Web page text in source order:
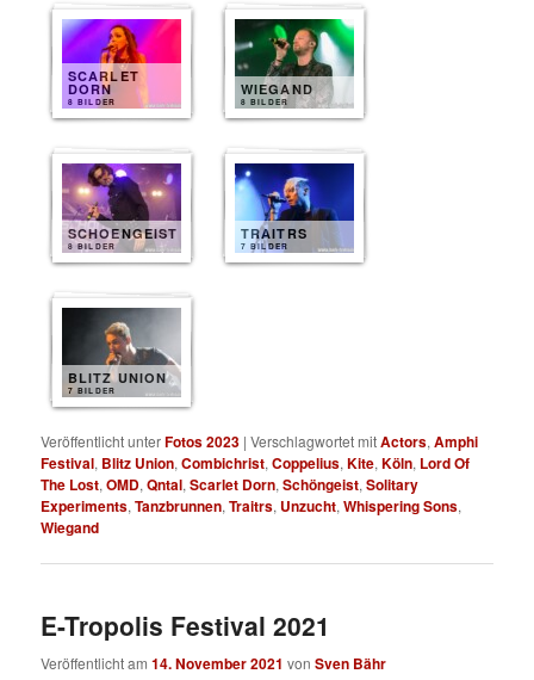
SCARLET
DORN
8 BILDER
WIEGAND
8 BILDER
SCHOENGEIST
8 BILDER
TRAITRS
7 BILDER
BLITZ UNION
7 BILDER
Veröffentlicht unterFotos 2023 |Verschlagwortet mitActors,Amphi
Festival, Blitz Union,Combichrist,Coppelius,Kite,Köln, Lord Of
The Lost,OMD,Qntal,Scarlet Dorn,Schöngeist,Solitary
Experiments,Tanzbrunnen,Traitrs, Unzucht,Whispering Sons,
Wiegand
E-Tropolis Festival 2021
Veröffentlicht am14. November 2021 vonSven Bähr